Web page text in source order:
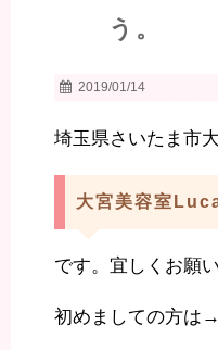
う。
2019/01/14
埼玉県さいたま市
大宮美容室
です。宜しくお願
初めましての方は→